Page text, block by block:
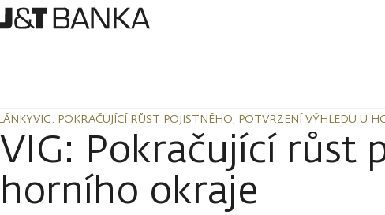
VIG: POKRAČUJÍCÍ RŮST POJISTNÉHO, POTVRZENÍ VÝHLEDU U
VIG: POKRAČUJÍCÍ RŮST POJISTNÉHO, POTVRZENÍ VÝHLEDU U
VIG: Pokračující růst
horního okraje